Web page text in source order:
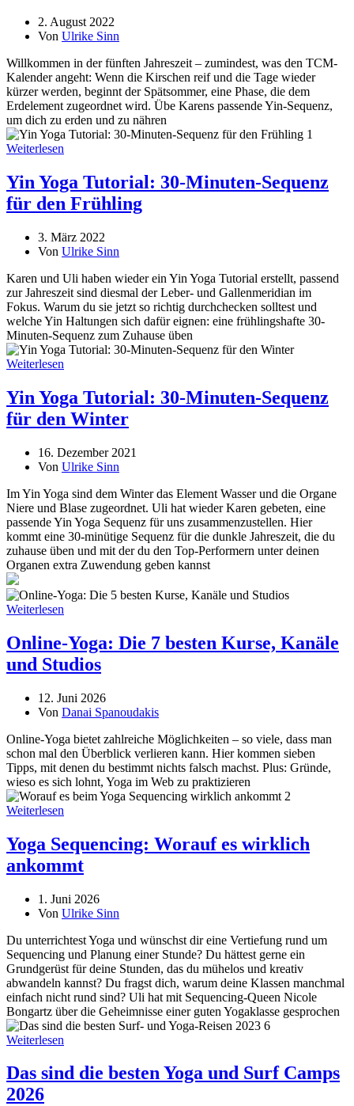
2. August 2022
Von Ulrike Sinn
Willkommen in der fünften Jahreszeit – zumindest, was den TCM-
Kalender angeht: Wenn die Kirschen reif und die Tage wieder
kürzer werden, beginnt der Spätsommer, eine Phase, die dem
Erdelement zugeordnet wird. Übe Karens passende Yin-Sequenz,
um dich zu erden und zu nähren
Weiterlesen
Yin Yoga Tutorial: 30-Minuten-Sequenz
für den Frühling
3. März 2022
Von Ulrike Sinn
Karen und Uli haben wieder ein Yin Yoga Tutorial erstellt, passend
zur Jahreszeit sind diesmal der Leber- und Gallenmeridian im
Fokus. Warum du sie jetzt so richtig durchchecken solltest und
welche Yin Haltungen sich dafür eignen: eine frühlingshafte 30-
Minuten-Sequenz zum Zuhause üben
Weiterlesen
Yin Yoga Tutorial: 30-Minuten-Sequenz
für den Winter
16. Dezember 2021
Von Ulrike Sinn
Im Yin Yoga sind dem Winter das Element Wasser und die Organe
Niere und Blase zugeordnet. Uli hat wieder Karen gebeten, eine
passende Yin Yoga Sequenz für uns zusammenzustellen. Hier
kommt eine 30-minütige Sequenz für die dunkle Jahreszeit, die du
zuhause üben und mit der du den Top-Performern unter deinen
Organen extra Zuwendung geben kannst
Weiterlesen
Online-Yoga: Die 7 besten Kurse, Kanäle
und Studios
12. Juni 2026
Von Danai Spanoudakis
Online-Yoga bietet zahlreiche Möglichkeiten – so viele, dass man
schon mal den Überblick verlieren kann. Hier kommen sieben
Tipps, mit denen du bestimmt nichts falsch machst. Plus: Gründe,
wieso es sich lohnt, Yoga im Web zu praktizieren
Weiterlesen
Yoga Sequencing: Worauf es wirklich
ankommt
1. Juni 2026
Von Ulrike Sinn
Du unterrichtest Yoga und wünschst dir eine Vertiefung rund um
Sequencing und Planung einer Stunde? Du hättest gerne ein
Grundgerüst für deine Stunden, das du mühelos und kreativ
abwandeln kannst? Du fragst dich, warum deine Klassen manchmal
einfach nicht rund sind? Uli hat mit Sequencing-Queen Nicole
Bongartz über die Geheimnisse einer guten Yogaklasse gesprochen
Weiterlesen
Das sind die besten Yoga und Surf Camps
2026